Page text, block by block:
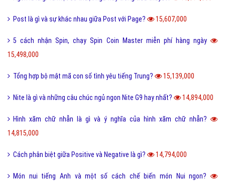
Post là gì và sự khác nhau giữa Post với Page? 15,607,000
5 cách nhận Spin, chạy Spin Coin Master miễn phí hàng ngày
15,498,000
Tổng hợp bộ mật mã con số tình yêu tiếng Trung? 15,139,000
Nite là gì và những câu chúc ngủ ngon Nite G9 hay nhất? 14,894,000
Hình xăm chữ nhẫn là gì và ý nghĩa của hình xăm chữ nhẫn?
14,815,000
Cách phân biệt giữa Positive và Negative là gì? 14,794,000
Món nui tiếng Anh và một số cách chế biến món Nui ngon?